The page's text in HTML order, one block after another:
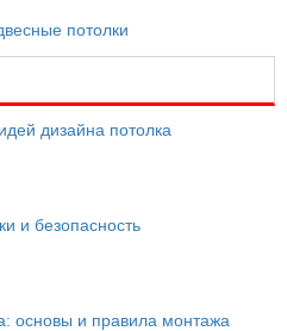
потолки
дизайна потолка
и безопасность
основы и правила монтажа